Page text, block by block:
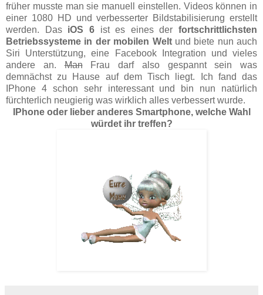
früher musste man sie manuell einstellen. Videos können in
einer 1080 HD und verbesserter Bildstabilisierung erstellt
werden. DasiOS 6ist es eines der fortschrittlichsten
Betriebssysteme in der mobilen Weltund biete nun auch
Siri Unterstützung, eine Facebook Integration und vieles
andere an.ManFrau darf also gespannt sein was
demnächst zu Hause auf dem Tisch liegt. Ich fand das
IPhone 4 schon sehr interessant und bin nun natürlich
fürchterlich neugierig was wirklich alles verbessert wurde.
IPhone oder lieber anderes Smartphone, welche Wahl
würdet ihr treffen?